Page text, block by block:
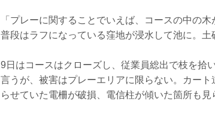
「プレーに関することでいえば、コースの中の
普段はラフになっている窪地が浸水して池に。
9日はコースはクローズし、従業員総出で枝を拾
言うが、被害はプレーエリアに限らない。カー
らせていた電柵が破損、電信柱が傾いた箇所も